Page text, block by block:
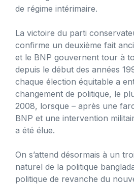
de régime intérimaire.
La victoire du parti
confirme un deuxième fait
et le BNP gouvernent tour à
depuis le début des années
chaque élection équitable a
changement de politique, le
2008, lorsque – après une
BNP et une intervention
a été élue.
On s’attend désormais à un
naturel de la politique
politique de revanche du